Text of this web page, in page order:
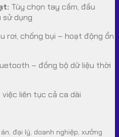
Tùy chọn tay cầm, đầu
sử dụng
rơi, chống bụi – hoạt động ổn
– đồng bộ dữ liệu thời
việc liên tục cả ca dài
đại lý, doanh nghiệp, xưởng